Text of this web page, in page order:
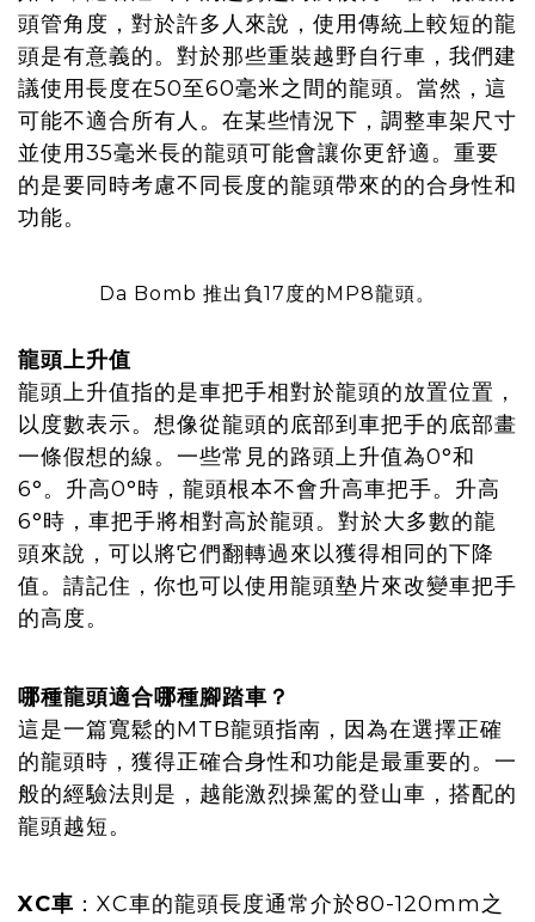
頭管角度，對於許多人來說，使用傳統上較短的龍
頭是有意義的。對於那些重裝越野自行車，我們建
議使用長度在50至60毫米之間的龍頭。當然，這
可能不適合所有人。在某些情況下，調整車架尺寸
並使用35毫米長的龍頭可能會讓你更舒適。重要
的是要同時考慮不同長度的龍頭帶來的的合身性和
功能。
Da Bomb 推出負17度的MP8龍頭。
龍頭上升值
龍頭上升值指的是車把手相對於龍頭的放置位置，
以度數表示。想像從龍頭的底部到車把手的底部畫
一條假想的線。一些常見的路頭上升值為0°和
6°。升高0°時，龍頭根本不會升高車把手。升高
6°時，車把手將相對高於龍頭。對於大多數的龍
頭來說，可以將它們翻轉過來以獲得相同的下降
值。請記住，你也可以使用龍頭墊片來改變車把手
的高度。
哪種龍頭適合哪種腳踏車？
這是一篇寬鬆的MTB龍頭指南，因為在選擇正確
的龍頭時，獲得正確合身性和功能是最重要的。一
般的經驗法則是，越能激烈操駕的登山車，搭配的
龍頭越短。
XC車 ：XC車的龍頭長度通常介於80-120mm之